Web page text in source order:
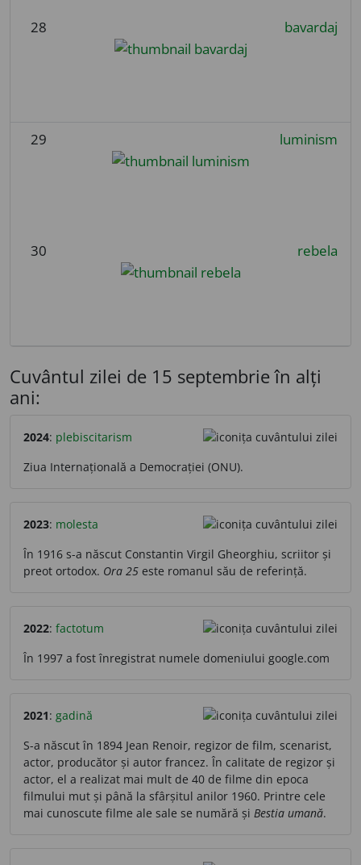
28 bavardaj
29 luminism
30 rebela
Cuvântul zilei de 15 septembrie în alți
ani:
2024: plebiscitarism
Ziua Internațională a Democrației (ONU).
2023: molesta
În 1916 s-a născut Constantin Virgil Gheorghiu, scriitor și
preot ortodox. Ora 25 este romanul său de referință.
2022: factotum
În 1997 a fost înregistrat numele domeniului google.com
2021: gadină
S-a născut în 1894 Jean Renoir, regizor de film, scenarist,
actor, producător și autor francez. În calitate de regizor și
actor, el a realizat mai mult de 40 de filme din epoca
filmului mut și până la sfârșitul anilor 1960. Printre cele
mai cunoscute filme ale sale se numără și Bestia umană.